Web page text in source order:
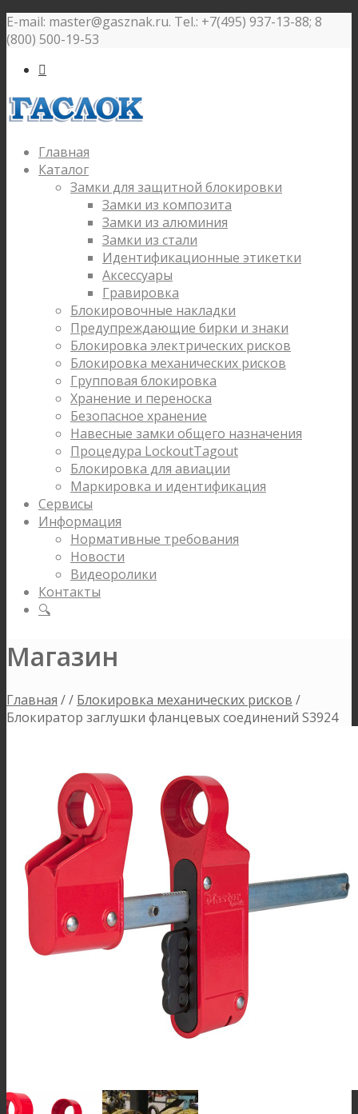
E-mail: master@gasznak.ru. Tel.: +7(495) 937-13-88; 8
(800) 500-19-53

Главная
Каталог
Замки для защитной блокировки
Замки из композита
Замки из алюминия
Замки из стали
Идентификационные этикетки
Аксессуары
Гравировка
Блокировочные накладки
Предупреждающие бирки и знаки
Блокировка электрических рисков
Блокировка механических рисков
Групповая блокировка
Хранение и переноска
Безопасное хранение
Навесные замки общего назначения
Процедура LockoutTagout
Блокировка для авиации
Маркировка и идентификация
Сервисы
Информация
Нормативные требования
Новости
Видеоролики
Контакты
🔍
Магазин
Главная // Блокировка механических рисков /
Блокиратор заглушки фланцевых соединений S3924